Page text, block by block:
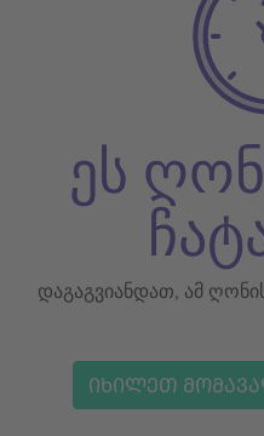
ეს
დაგაგვიანდათ, ამ
ᲘᲮᲘᲚᲔᲗ